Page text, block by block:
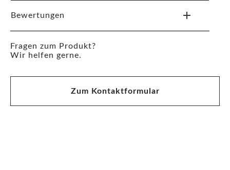
Bewertungen
Fragen zum Produkt?
Wir helfen gerne.
Zum Kontaktformular